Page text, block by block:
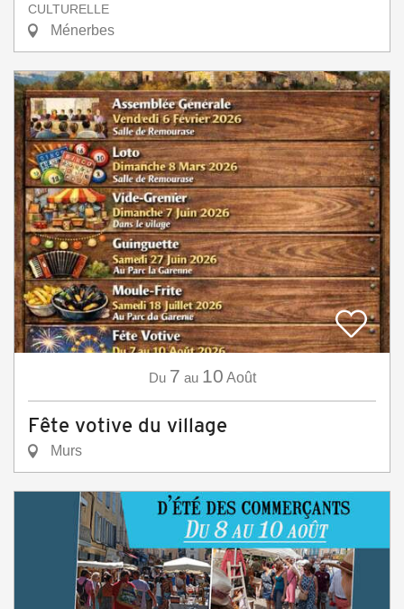
CULTURELLE
Ménerbes
Du 7 au 10 Août
Fête votive du village
Murs